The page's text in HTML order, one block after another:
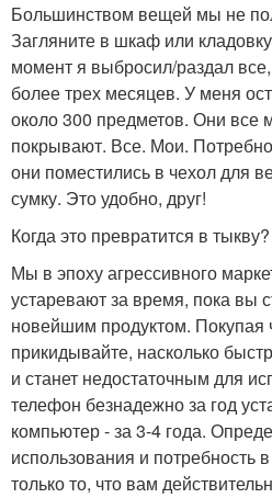
Большинством вещей мы не
Загляните в шкаф или
момент я выбросил/раздал
более трех месяцев. У меня
около 300 предметов. Они все
покрывают. Все. Мои.
они поместились в чехол для
сумку. Это удобно, друг!
Когда это превратится в тыкву?
Мы в эпоху агрессивного
устаревают за время, пока вы
новейшим продуктом. Покупая
прикидывайте, насколько
и станет недостаточным для
телефон безнадежно за год
компьютер - за 3-4 года.
использования и потребность
только то, что вам